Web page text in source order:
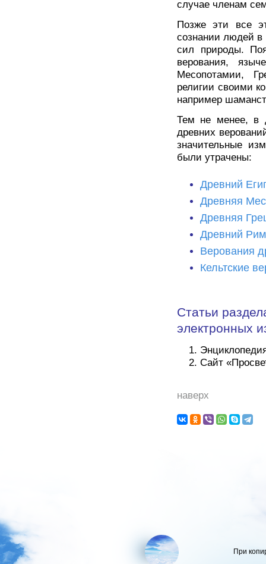
случае членам
Позже эти все
сознании людей в
сил природы.
верования,
Месопотамии,
религии своими
например
Тем не менее, в
древних
значительные
были утрачены:
Древний
Древняя
Древняя
Древний Рим
Верования
Кельтские
Статьи
электронных
Сайт
наверх
При